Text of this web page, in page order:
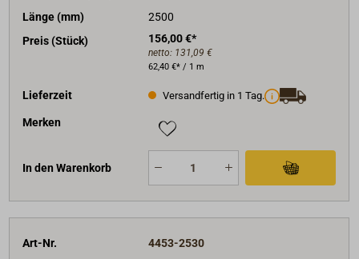
Länge (mm)
2500
Preis (Stück)
156,00 €*
netto: 131,09 €
62,40 €* / 1 m
Lieferzeit Versandfertig in 1 Tag.
Merken
In den Warenkorb
Art-Nr.
4453-2530